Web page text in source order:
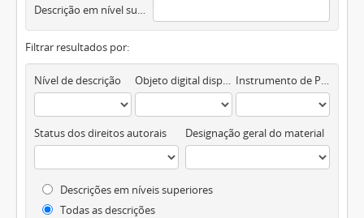
Descrição em nível superior
Filtrar resultados por:
Nível de descrição Objeto digital disponível Instrumento de Pesquisa
Status dos direitos autorais Designação geral do material
Descrições em níveis superiores
Todas as descrições